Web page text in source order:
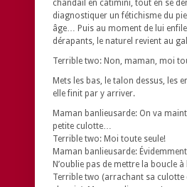
chandail en catimini, tout en se
diagnostiquer un fétichisme du
âge… Puis au moment de lui
dérapants, le naturel revient au
Terrible two: Non, maman, moi
Mets les bas, le talon dessus, les
elle finit par y arriver.
Maman banlieusarde: On va
petite culotte…
Terrible two: Moi toute seule!
Maman banlieusarde:
N’oublie pas de mettre la boucle à
Terrible two (arrachant sa culotte